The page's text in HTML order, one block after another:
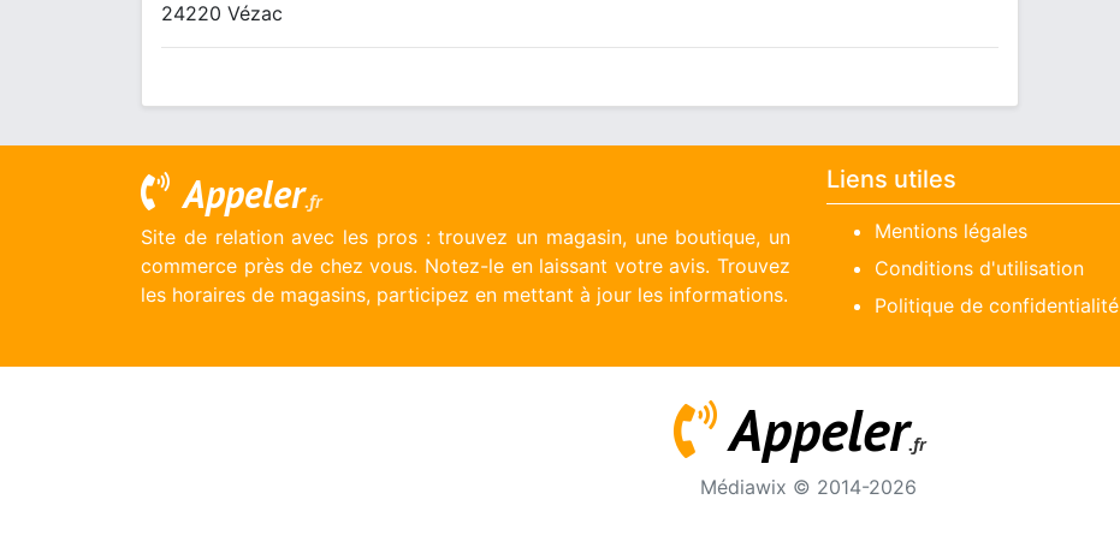
24220 Vézac
Appeler.fr
Site de relation avec les pros : trouvez un magasin, une boutique, un
commerce près de chez vous. Notez-le en laissant votre avis. Trouvez
les horaires de magasins, participez en mettant à jour les informations.
Liens utiles
Mentions légales
Conditions d'utilisation
Politique de confidentialité
Appeler.fr
Médiawix © 2014-2026